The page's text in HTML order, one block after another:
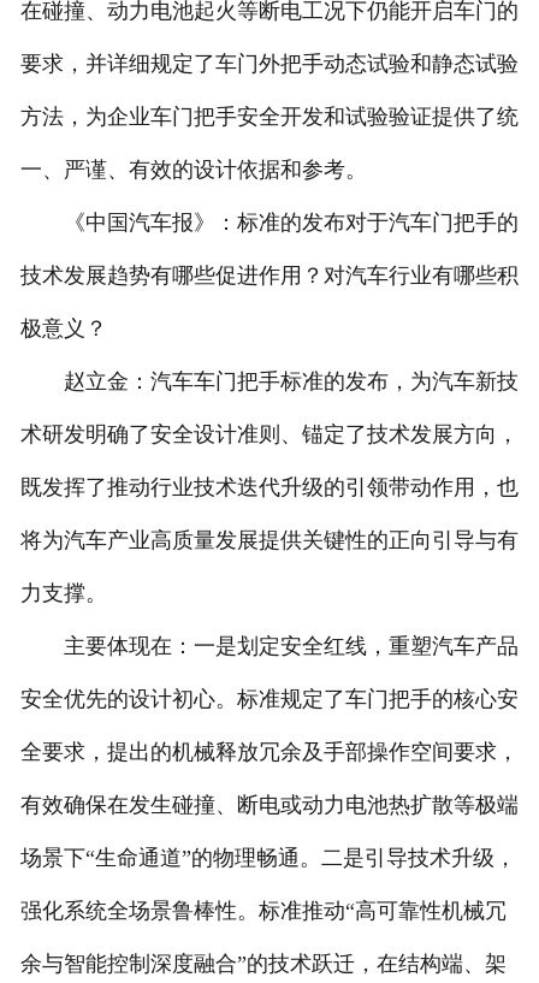
在碰撞、动力电池起火等断电工况下仍能开启车门的
要求，并详细规定了车门外把手动态试验和静态试验
方法，为企业车门把手安全开发和试验验证提供了统
一、严谨、有效的设计依据和参考。
《中国汽车报》：标准的发布对于汽车门把手的
技术发展趋势有哪些促进作用？对汽车行业有哪些积
极意义？
赵立金：汽车车门把手标准的发布，为汽车新技
术研发明确了安全设计准则、锚定了技术发展方向，
既发挥了推动行业技术迭代升级的引领带动作用，也
将为汽车产业高质量发展提供关键性的正向引导与有
力支撑。
主要体现在：一是划定安全红线，重塑汽车产品
安全优先的设计初心。标准规定了车门把手的核心安
全要求，提出的机械释放冗余及手部操作空间要求，
有效确保在发生碰撞、断电或动力电池热扩散等极端
场景下“生命通道”的物理畅通。二是引导技术升级，
强化系统全场景鲁棒性。标准推动“高可靠性机械冗
余与智能控制深度融合”的技术跃迁，在结构端、架